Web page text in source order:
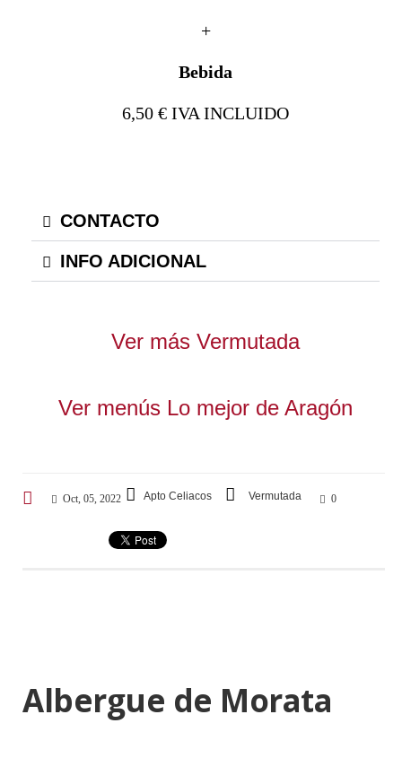
+
Bebida
6,50 € IVA INCLUIDO
CONTACTO
INFO ADICIONAL
Ver más Vermutada
Ver menús Lo mejor de Aragón
Oct, 05, 2022 Apto Celiacos Vermutada 0
Albergue de Morata